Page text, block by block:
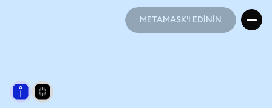
METAMASK'I EDİNİN